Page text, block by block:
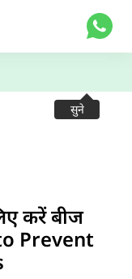
सुने
करें बीज
Prevent